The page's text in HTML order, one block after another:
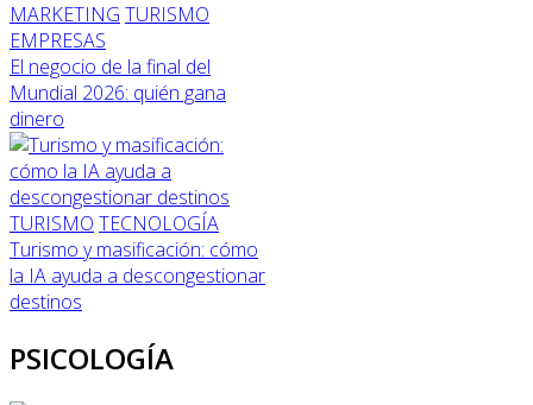
MARKETING TURISMO
EMPRESAS
El negocio de la final del
Mundial 2026: quién gana
dinero
TURISMO TECNOLOGÍA
Turismo y masificación: cómo
la IA ayuda a descongestionar
destinos
PSICOLOGÍA